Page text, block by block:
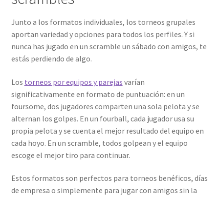
Junto a los formatos individuales, los torneos grupales
aportan variedad y opciones para todos los perfiles. Y si
nunca has jugado en un scramble un sábado con amigos, te
estás perdiendo de algo.
Los torneos por equipos y parejas varían
significativamente en formato de puntuación: en un
foursome, dos jugadores comparten una sola pelota y se
alternan los golpes. En un fourball, cada jugador usa su
propia pelota y se cuenta el mejor resultado del equipo en
cada hoyo. En un scramble, todos golpean y el equipo
escoge el mejor tiro para continuar.
Estos formatos son perfectos para torneos benéficos, días
de empresa o simplemente para jugar con amigos sin la